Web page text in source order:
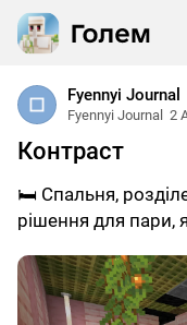
Fyennyi Journal
Fyennyi Journal 2
Контраст
🛏️ Спальня,
рішення для пари,